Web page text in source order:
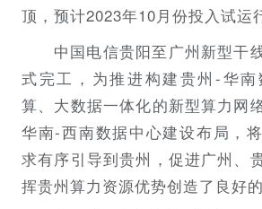
顶，预计2023年10月份投入试运
中国电信贵阳至广州新型干
式完工，为推进构建贵州-华
算、大数据一体化的新型算力网
华南-西南数据中心建设布局，
求有序引导到贵州，促进广州、
挥贵州算力资源优势创造了良好的